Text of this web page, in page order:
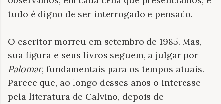
tudo é digno de ser interrogado e pensado.
O escritor morreu em setembro de 1985. Mas,
sua figura e seus livros seguem, a julgar por
Palomar, fundamentais para os tempos atuais.
Parece que, ao longo desses anos o interesse
pela literatura de Calvino, depois de